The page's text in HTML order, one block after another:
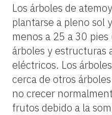
Los árboles de
plantarse a pleno sol
menos a 25 a 30
árboles y estructuras
eléctricos. Los
cerca de otros
no crecer
frutos debido a la